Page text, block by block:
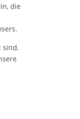
die
sind.